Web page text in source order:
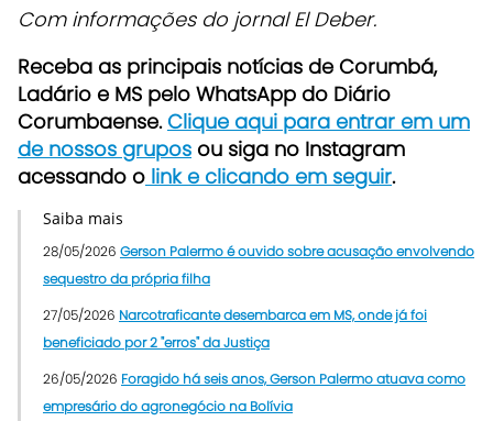
Com informações do jornal El Deber.
Receba as principais notícias de Corumbá,
Ladário e MS pelo WhatsApp do Diário
Corumbaense.Clique aqui para entrar em um
de nossos grupos ou siga no Instagram
acessando o link e clicando em seguir.
Saiba mais
28/05/2026 Gerson Palermo é ouvido sobre acusação envolvendo
sequestro da própria filha
27/05/2026 Narcotraficante desembarca em MS, onde já foi
beneficiado por 2 "erros" da Justiça
26/05/2026 Foragido há seis anos, Gerson Palermo atuava como
empresário do agronegócio na Bolívia